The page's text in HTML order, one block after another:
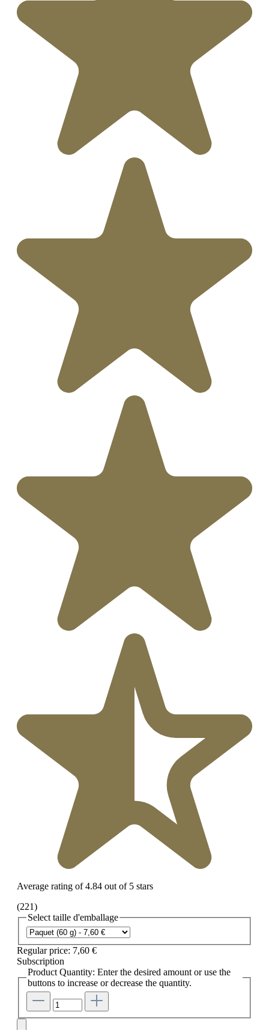
Average rating of 4.84 out of 5 stars
(221)
Select taille d'emballage
Regular price: 7,60 €
Subscription
Product Quantity: Enter the desired amount or use the
buttons to increase or decrease the quantity.